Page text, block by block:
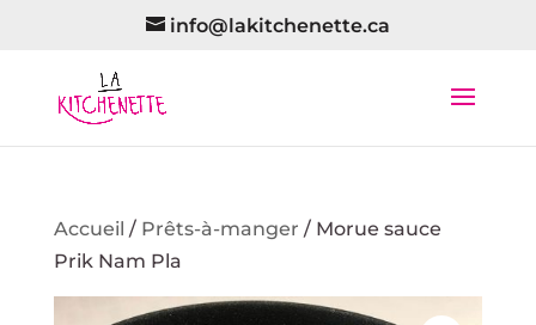
info@lakitchenette.ca
Accueil / Prêts-à-manger / Morue sauce
Prik Nam Pla